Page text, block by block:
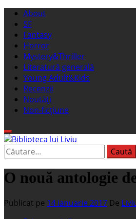
Sari
conținut
Meniu
principal
About
SF
Fantasy
Horror
Mystery&Thriller
Literatură generală
Young Adult&Kids
Recenzii
Noutăți
Non-ficțiune
Biblioteca lui Liviu
Fostul blog FanSF
Caută
după:
O nouă antologie
Publicat pe 14 ianuarie 2017 De